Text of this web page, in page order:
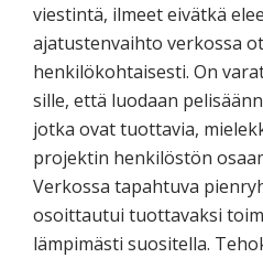
viestintä, ilmeet eivätkä
ajatustenvaihto verkossa
henkilökohtaisesti. On
sille, että luodaan
jotka ovat tuottavia,
projektin henkilöstön
Verkossa tapahtuva
osoittautui tuottavaksi
lämpimästi suositella.